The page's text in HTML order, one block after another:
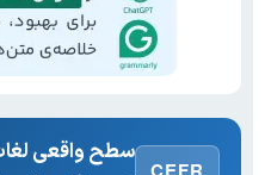
سطح واقعی